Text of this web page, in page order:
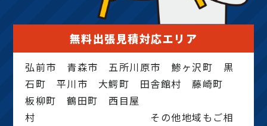
無料出張見積対応エリア
弘前市 青森市 五所川原市 鯵ヶ沢町 黒
石町 平川市 大鰐町 田舎館村 藤崎町
板柳町 鶴田町 西目屋
村 その他地域もご相